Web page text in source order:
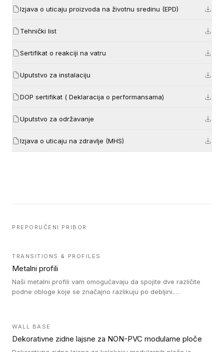
Izjava o uticaju proizvoda na životnu sredinu (EPD)
Tehnički list
Sertifikat o reakciji na vatru
Uputstvo za instalaciju
DOP sertifikat ( Deklaracija o performansama)
Uputstvo za održavanje
Izjava o uticaju na zdravlje (MHS)
PREPORUČENI PRIBOR
TRANSITIONS & PROFILES
Metalni profili
Naši metalni profili vam omogućavaju da spojite dve različite
podne obloge koje se značajno razlikuju po debljini.
WALL BASE
Dekorativne zidne lajsne za NON-PVC modularne ploče